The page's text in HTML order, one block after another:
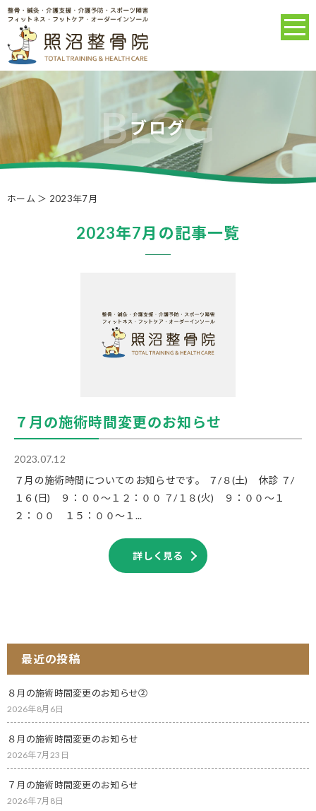
ブログ
ホーム ＞ 2023年7月
2023年7月の記事一覧
７月の施術時間変更のお知らせ
2023.07.12
７月の施術時間についてのお知らせです。 ７/８(土) 休診 ７/
１６(日) ９：００～１２：００ ７/１８(火) ９：００～１
２：００ １５：００～１...
詳しく見る
最近の投稿
８月の施術時間変更のお知らせ②
2026年8月6日
８月の施術時間変更のお知らせ
2026年7月23日
７月の施術時間変更のお知らせ
2026年7月8日